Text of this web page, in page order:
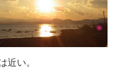
近い。